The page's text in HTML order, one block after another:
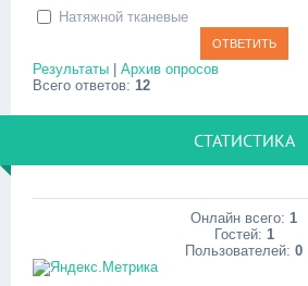
Натяжной тканевые
Результаты | Архив опросов
Всего ответов: 12
СТАТИСТИКА
Онлайн всего: 1
Гостей: 1
Пользователей: 0